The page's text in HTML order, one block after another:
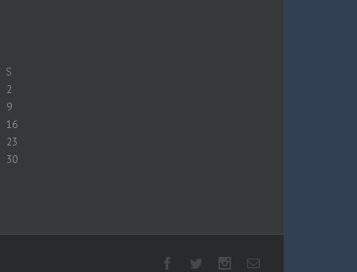
S
2
9
16
23
30